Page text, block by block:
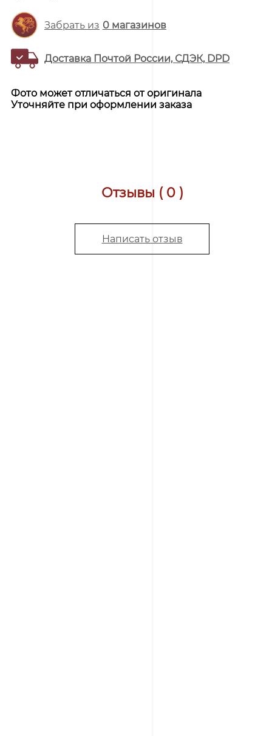
Забрать из 0магазинов
Доставка Почтой России, СДЭК, DPD
Фото может отличаться от оригинала
Уточняйте при оформлении заказа
Отзывы ( 0 )
Написать отзыв